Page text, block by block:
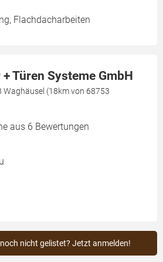
Flachdacharbeiten
Türen Systeme GmbH
Waghäusel (18km von 68753
aus 6 Bewertungen
nicht gelistet? Jetzt anmelden!